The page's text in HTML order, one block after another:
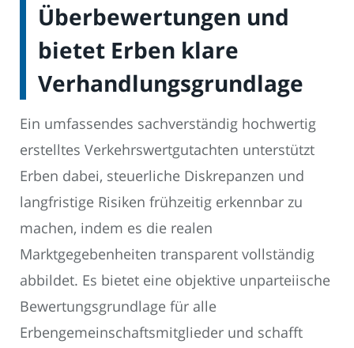
Überbewertungen und
bietet Erben klare
Verhandlungsgrundlage
Ein umfassendes sachverständig hochwertig
erstelltes Verkehrswertgutachten unterstützt
Erben dabei, steuerliche Diskrepanzen und
langfristige Risiken frühzeitig erkennbar zu
machen, indem es die realen
Marktgegebenheiten transparent vollständig
abbildet. Es bietet eine objektive unparteiische
Bewertungsgrundlage für alle
Erbengemeinschaftsmitglieder und schafft